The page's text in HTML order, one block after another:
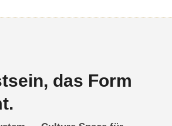
das Form